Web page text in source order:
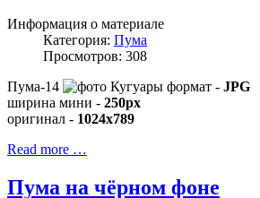
Информация о материале
Категория: Пума
Просмотров: 308
Пума-14
формат - JPG
ширина мини - 250px
оригинал - 1024x789
Read more …
Пума на чёрном фоне